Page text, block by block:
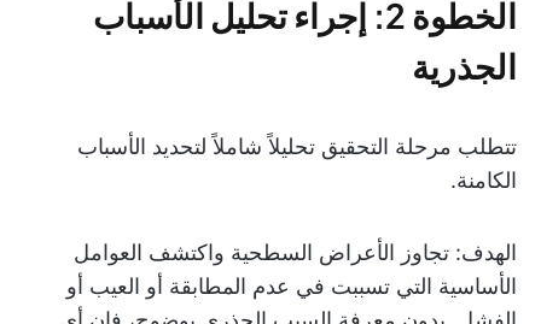
الخطوة 2: إجراء تحليل الأسباب
الجذرية
تتطلب مرحلة التحقيق تحليلاً شاملاً لتحديد الأسباب
الكامنة.
الهدف: تجاوز الأعراض السطحية واكتشف العوامل
الأساسية التي تسببت في عدم المطابقة أو العيب أو